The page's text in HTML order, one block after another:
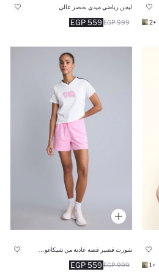
+2
ليجن رياضي ميدي بخصر عالي
559 EGP 999 EGP
+1
559 EGP 999 EGP